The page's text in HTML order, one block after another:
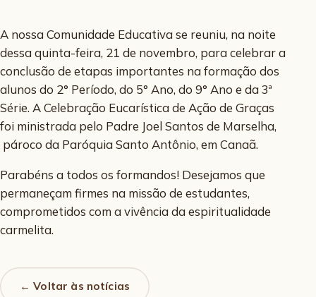
A nossa Comunidade Educativa se reuniu, na noite
dessa quinta-feira, 21 de novembro, para celebrar a
conclusão de etapas importantes na formação dos
alunos do 2° Período, do 5° Ano, do 9° Ano e da 3ª
Série. A Celebração Eucarística de Ação de Graças
foi ministrada pelo Padre Joel Santos de Marselha,
pároco da Paróquia Santo Antônio, em Canaã.
Parabéns a todos os formandos! Desejamos que
permaneçam firmes na missão de estudantes,
comprometidos com a vivência da espiritualidade
carmelita.
← Voltar às notícias